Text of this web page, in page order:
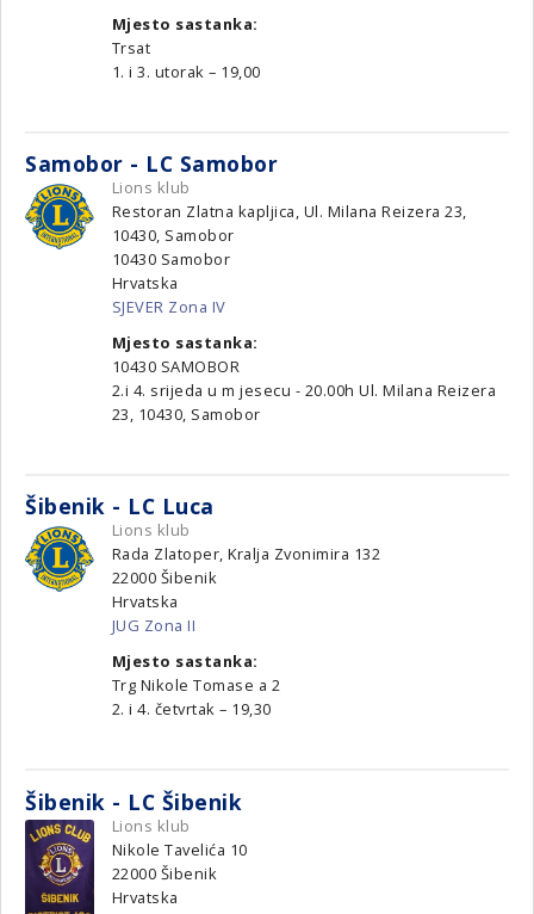
Mjesto sastanka:
Trsat
1. i 3. utorak – 19,00
Samobor - LC Samobor
Lions klub
Restoran Zlatna kapljica, Ul. Milana Reizera 23,
10430, Samobor
10430 Samobor
Hrvatska
SJEVER Zona IV
Mjesto sastanka:
10430 SAMOBOR
2.i 4. srijeda u m jesecu - 20.00h Ul. Milana Reizera
23, 10430, Samobor
Šibenik - LC Luca
Lions klub
Rada Zlatoper, Kralja Zvonimira 132
22000 Šibenik
Hrvatska
JUG Zona II
Mjesto sastanka:
Trg Nikole Tomase a 2
2. i 4. četvrtak – 19,30
Šibenik - LC Šibenik
Lions klub
Nikole Tavelića 10
22000 Šibenik
Hrvatska